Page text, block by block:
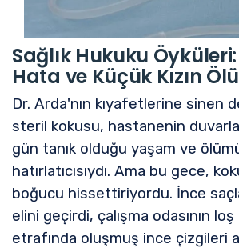
Sağlık Hukuku
Hata ve Küçük Kızın
Dr. Arda'nın kıyafetlerine sinen
steril kokusu, hastanenin
gün tanık olduğu yaşam ve
hatırlatıcısıydı. Ama bu gece,
boğucu hissettiriyordu. İnce
elini geçirdi, çalışma odasının loş
etrafında oluşmuş ince çizgileri